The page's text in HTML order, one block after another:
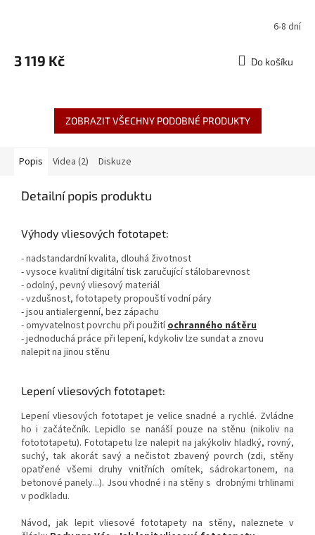
6-8 dní
3 119 Kč Do košíku
ZOBRAZIT VŠECHNY PODOBNÉ PRODUKTY
Popis Videa (2) Diskuze
Detailní popis produktu
Výhody vliesových fototapet:
- nadstandardní kvalita, dlouhá životnost
- vysoce kvalitní digitální tisk zaručující stálobarevnost
- odolný, pevný vliesový materiál
- vzdušnost, fototapety propouští vodní páry
- jsou antialergenní, bez zápachu
- omyvatelnost povrchu při použitíochranného nátěru
- jednoduchá práce při lepení, kdykoliv lze sundat a znovu
nalepit na jinou stěnu
Lepení vliesových fototapet:
Lepení vliesových fototapet je velice snadné a rychlé. Zvládne
ho i začátečník. Lepidlo se nanáší pouze na stěnu (nikoliv na
fotototapetu). Fototapetu lze nalepit na jakýkoliv hladký, rovný,
suchý, tak akorát savý a nečistot zbavený povrch (zdi, stěny
opatřené všemi druhy vnitřních omítek, sádrokartonem, na
betonové panely...). Jsou vhodné i na stěny s drobnými trhlinami
v podkladu.
Návod, jak lepit vliesové fototapety na stěny, naleznete v